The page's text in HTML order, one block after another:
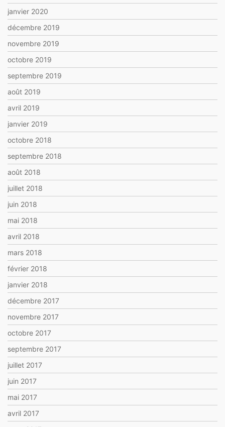
janvier 2020
décembre 2019
novembre 2019
octobre 2019
septembre 2019
août 2019
avril 2019
janvier 2019
octobre 2018
septembre 2018
août 2018
juillet 2018
juin 2018
mai 2018
avril 2018
mars 2018
février 2018
janvier 2018
décembre 2017
novembre 2017
octobre 2017
septembre 2017
juillet 2017
juin 2017
mai 2017
avril 2017